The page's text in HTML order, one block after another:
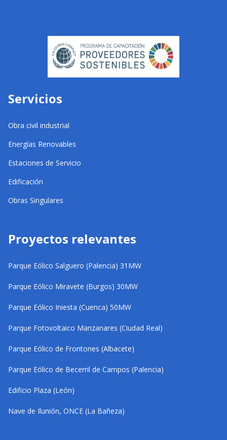
Servicios
Obra civil industrial
Energías Renovables
Estaciones de Servicio
Edificación
Obras Singulares
Proyectos relevantes
Parque Eólico Salguero (Palencia) 31MW
Parque Eólico Miravete (Burgos) 30MW
Parque Eólico Iniesta (Cuenca) 50MW
Parque Fotovoltaico Manzanares (Ciudad Real)
Parque Eólico de Frontones (Albacete)
Parque Eólico de Becerril de Campos (Palencia)
Edificio Plaza (León)
Nave de Ilunión, ONCE (La Bañeza)